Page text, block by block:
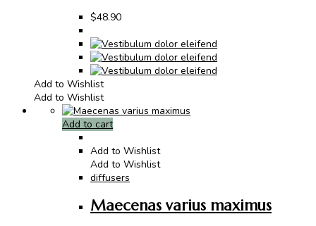
$48.90
Add to Wishlist
Add to Wishlist
Add to cart
Add to Wishlist
Add to Wishlist
diffusers
Maecenas varius maximus